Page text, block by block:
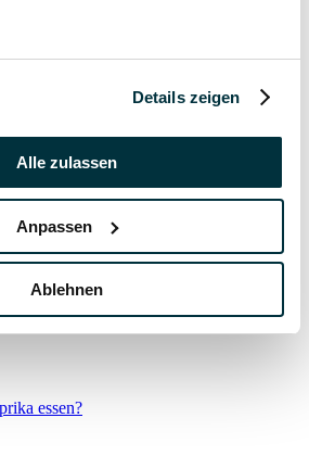
Details zeigen
Alle zulassen
Anpassen
Ablehnen
essen?
Für was ist es wichtig?